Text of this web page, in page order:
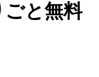
と無料